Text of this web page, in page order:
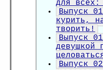
для всех:
Выпуск
курить,
творить!
Выпуск
девушкой
Выпуск